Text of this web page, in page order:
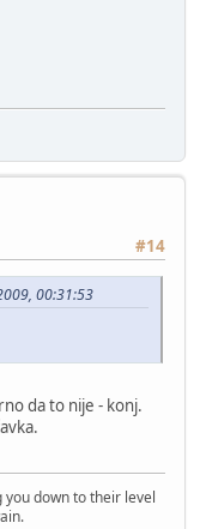
#14
00:31:53
da to nije - konj.
down to their level